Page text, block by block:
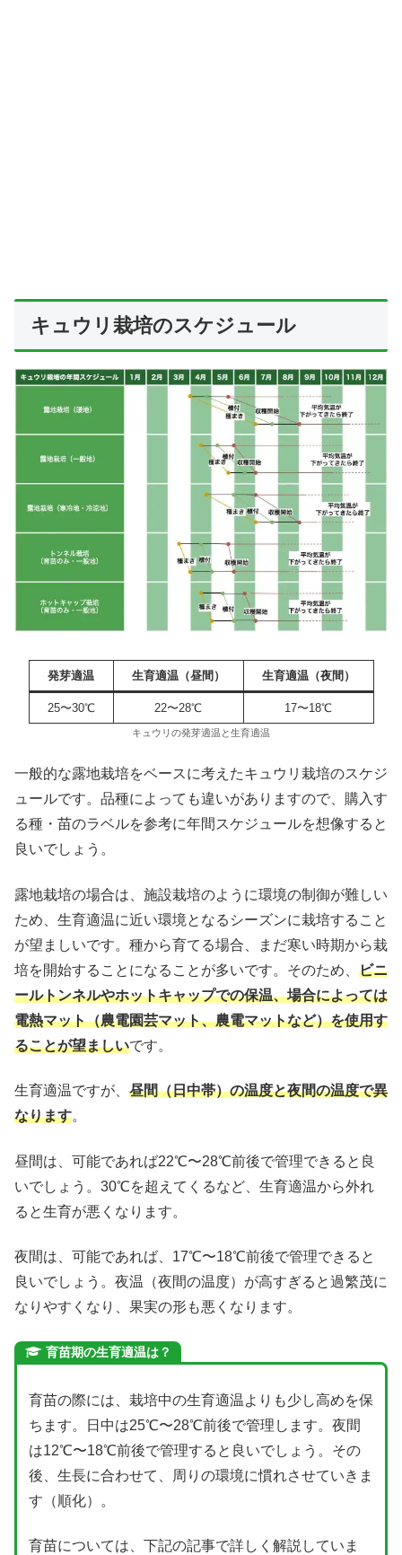
キュウリ栽培のスケジュール
発芽適温 生育適温（昼間） 生育適温（夜間）
25〜30℃ 22〜28℃ 17〜18℃
キュウリの発芽適温と生育適温
一般的な露地栽培をベースに考えたキュウリ栽培のスケジ
ュールです。品種によっても違いがありますので、購入す
る種・苗のラベルを参考に年間スケジュールを想像すると
良いでしょう。
露地栽培の場合は、施設栽培のように環境の制御が難しい
ため、生育適温に近い環境となるシーズンに栽培すること
が望ましいです。種から育てる場合、まだ寒い時期から栽
培を開始することになることが多いです。そのため、 ビニ
ールトンネルやホットキャップでの保温、場合によっては
電熱マット（農電園芸マット、農電マットなど）を使用す
ることが望ましいです。
生育適温ですが、 昼間（日中帯）の温度と夜間の温度で異
なります。
昼間は、可能であれば22℃〜28℃前後で管理できると良
いでしょう。30℃を超えてくるなど、生育適温から外れ
ると生育が悪くなります。
夜間は、可能であれば、17℃〜18℃前後で管理できると
良いでしょう。夜温（夜間の温度）が高すぎると過繁茂に
なりやすくなり、果実の形も悪くなります。
育苗期の生育適温は？
育苗の際には、栽培中の生育適温よりも少し高めを保
ちます。日中は25℃〜28℃前後で管理します。夜間
は12℃〜18℃前後で管理すると良いでしょう。その
後、生長に合わせて、周りの環境に慣れさせていきま
す（順化）。
育苗については、下記の記事で詳しく解説していま